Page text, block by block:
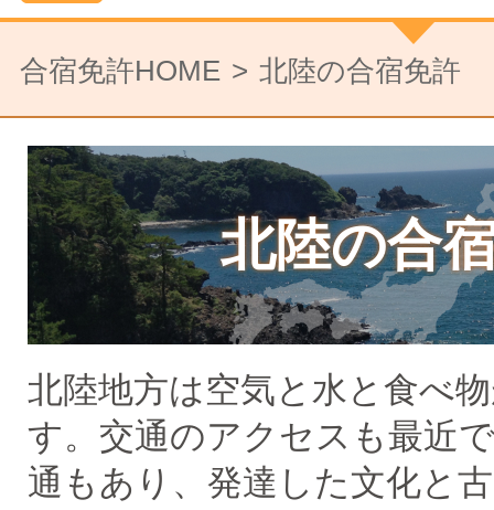
バイク免許
普通二輪（中型二輪）・大型二輪
大型〜二種免許
中型・大型特殊・けん引・大型二種
普通車+バイク
合宿免許HOME 北陸の合宿免許
北陸の合
北陸地方は空気と水と食べ
す。交通のアクセスも最近
通もあり、発達した文化と